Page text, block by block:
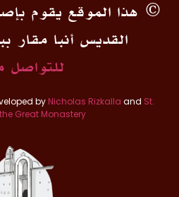
© هذا الموقع يقوم
القديس أنبا مقار
للتواصل
by Nicholas Rizkalla and St.
Great Monastery